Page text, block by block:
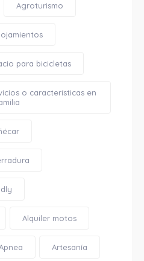
Agroturismo
para bicicletas
o características en
Alquiler motos
Artesanía